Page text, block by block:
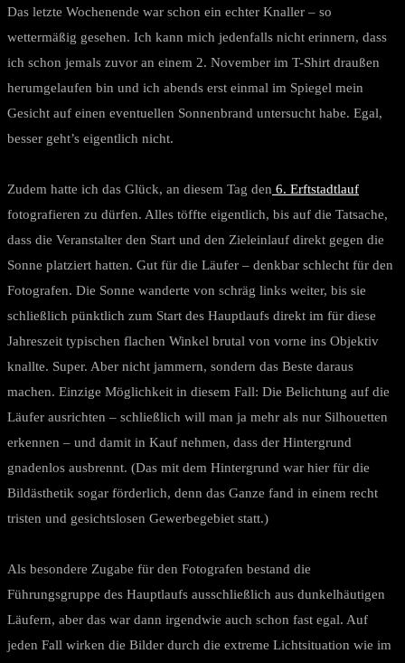
Das letzte Wochenende war schon ein echter Knaller – so
wettermäßig gesehen. Ich kann mich jedenfalls nicht erinnern, dass
ich schon jemals zuvor an einem 2. November im T-Shirt draußen
herumgelaufen bin und ich abends erst einmal im Spiegel mein
Gesicht auf einen eventuellen Sonnenbrand untersucht habe. Egal,
besser geht’s eigentlich nicht.
Zudem hatte ich das Glück, an diesem Tag den 6. Erftstadtlauf
fotografieren zu dürfen. Alles töffte eigentlich, bis auf die Tatsache,
dass die Veranstalter den Start und den Zieleinlauf direkt gegen die
Sonne platziert hatten. Gut für die Läufer – denkbar schlecht für den
Fotografen. Die Sonne wanderte von schräg links weiter, bis sie
schließlich pünktlich zum Start des Hauptlaufs direkt im für diese
Jahreszeit typischen flachen Winkel brutal von vorne ins Objektiv
knallte. Super. Aber nicht jammern, sondern das Beste daraus
machen. Einzige Möglichkeit in diesem Fall: Die Belichtung auf die
Läufer ausrichten – schließlich will man ja mehr als nur Silhouetten
erkennen – und damit in Kauf nehmen, dass der Hintergrund
gnadenlos ausbrennt. (Das mit dem Hintergrund war hier für die
Bildästhetik sogar förderlich, denn das Ganze fand in einem recht
tristen und gesichtslosen Gewerbegebiet statt.)
Als besondere Zugabe für den Fotografen bestand die
Führungsgruppe des Hauptlaufs ausschließlich aus dunkelhäutigen
Läufern, aber das war dann irgendwie auch schon fast egal. Auf
jeden Fall wirken die Bilder durch die extreme Lichtsituation wie im